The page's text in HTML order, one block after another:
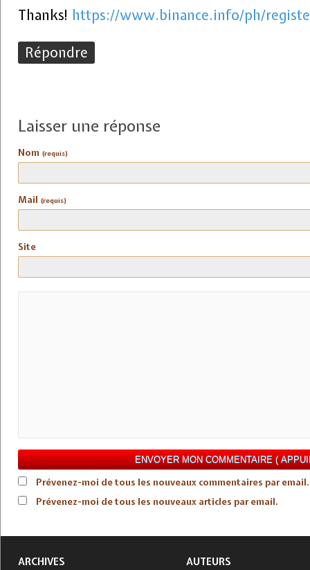
Thanks! https://www.binance.info/ph/
Répondre
Laisser une réponse
Nom (requis)
Mail (requis)
Site
Prévenez-moi de tous les nouveaux commentaires par email.
Prévenez-moi de tous les nouveaux articles par email.
ARCHIVES AUTEURS